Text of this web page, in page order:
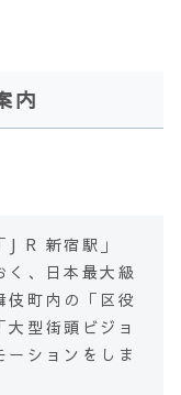
内
R 新宿駅」
く、日本最大級
伎町内の「区役
型街頭ビジョ
ーションをしま